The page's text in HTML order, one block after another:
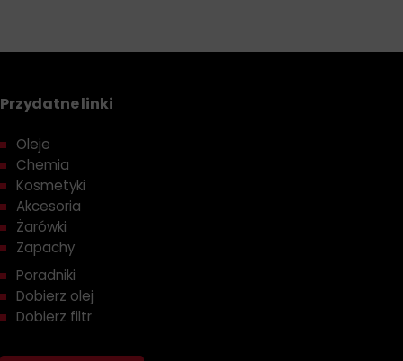
Przydatne linki
Oleje
Chemia
Kosmetyki
Akcesoria
Żarówki
Zapachy
Poradniki
Dobierz olej
Dobierz filtr